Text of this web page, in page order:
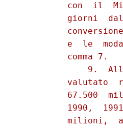
con  il
giorni
e  le
          comma 7.
9.
valutato
67.500
1990,
milioni,